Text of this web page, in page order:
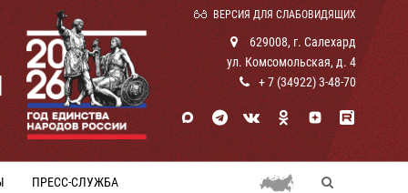
ВЕРСИЯ ДЛЯ СЛАБОВИДЯЩИХ
629008, г. Салехард
ул. Комсомольская, д. 4
+ 7 (34922) 3-48-70
ПРЕСС-СЛУЖБА